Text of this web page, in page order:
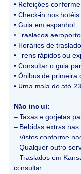
• Refeições
• Check-in nos
• Guia em espanhol
• Traslados
• Horários de
• Trens rápidos ou
• Consultar o guia
• Ônibus de primeira
• Uma mala de até
Não inclui:
– Taxas e gorjetas
– Bebidas extras nas
– Vistos conforme
– Qualquer outro
– Traslados em
consultar